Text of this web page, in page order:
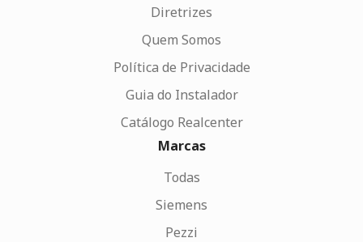
Diretrizes
Quem Somos
Política de Privacidade
Guia do Instalador
Catálogo Realcenter
Marcas
Todas
Siemens
Pezzi